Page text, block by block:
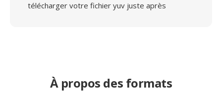
télécharger votre fichier yuv juste après
À propos des formats